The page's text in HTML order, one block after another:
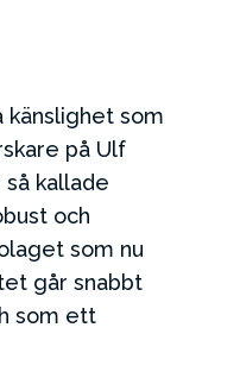
som
på Ulf
kallade
och
som nu
går snabbt
som ett